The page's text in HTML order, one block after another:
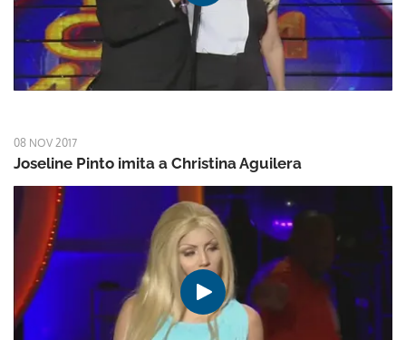
08 NOV 2017
Joseline Pinto imita a Christina Aguilera